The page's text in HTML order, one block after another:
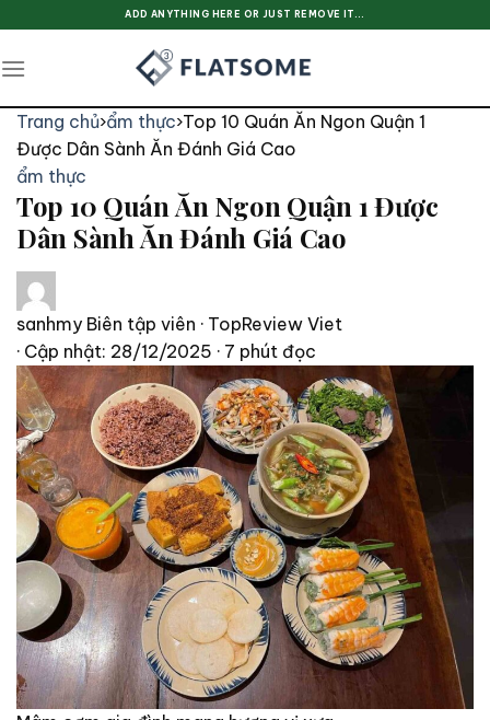
content
ADD ANYTHING HERE OR JUST REMOVE IT...
Trang chủ›ẩm thực›Top 10 Quán Ăn Ngon Quận 1
Được Dân Sành Ăn Đánh Giá Cao
ẩm thực
Top 10 Quán Ăn Ngon Quận 1 Được
Dân Sành Ăn Đánh Giá Cao
sanhmy Biên tập viên · TopReview Viet
· Cập nhật: 28/12/2025 · 7 phút đọc